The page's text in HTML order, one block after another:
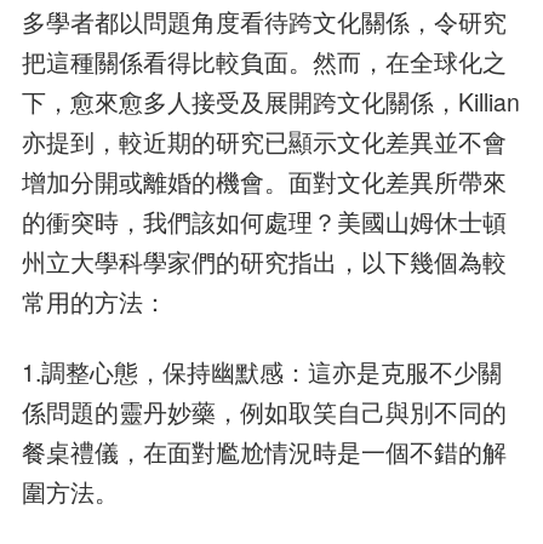
多學者都以問題角度看待跨文化關係，令研究
把這種關係看得比較負面。然而，在全球化之
下，愈來愈多人接受及展開跨文化關係，Killian
亦提到，較近期的研究已顯示文化差異並不會
增加分開或離婚的機會。面對文化差異所帶來
的衝突時，我們該如何處理？美國山姆休士頓
州立大學科學家們的研究指出，以下幾個為較
常用的方法：
1.調整心態，保持幽默感：這亦是克服不少關
係問題的靈丹妙藥，例如取笑自己與別不同的
餐桌禮儀，在面對尷尬情況時是一個不錯的解
圍方法。